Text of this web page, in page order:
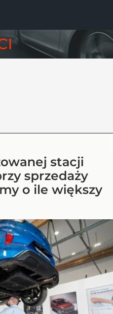
stacji
sprzedaży
o ile większy